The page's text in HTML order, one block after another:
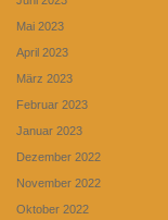
Mai 2023
April 2023
März 2023
Februar 2023
Januar 2023
Dezember 2022
November 2022
Oktober 2022